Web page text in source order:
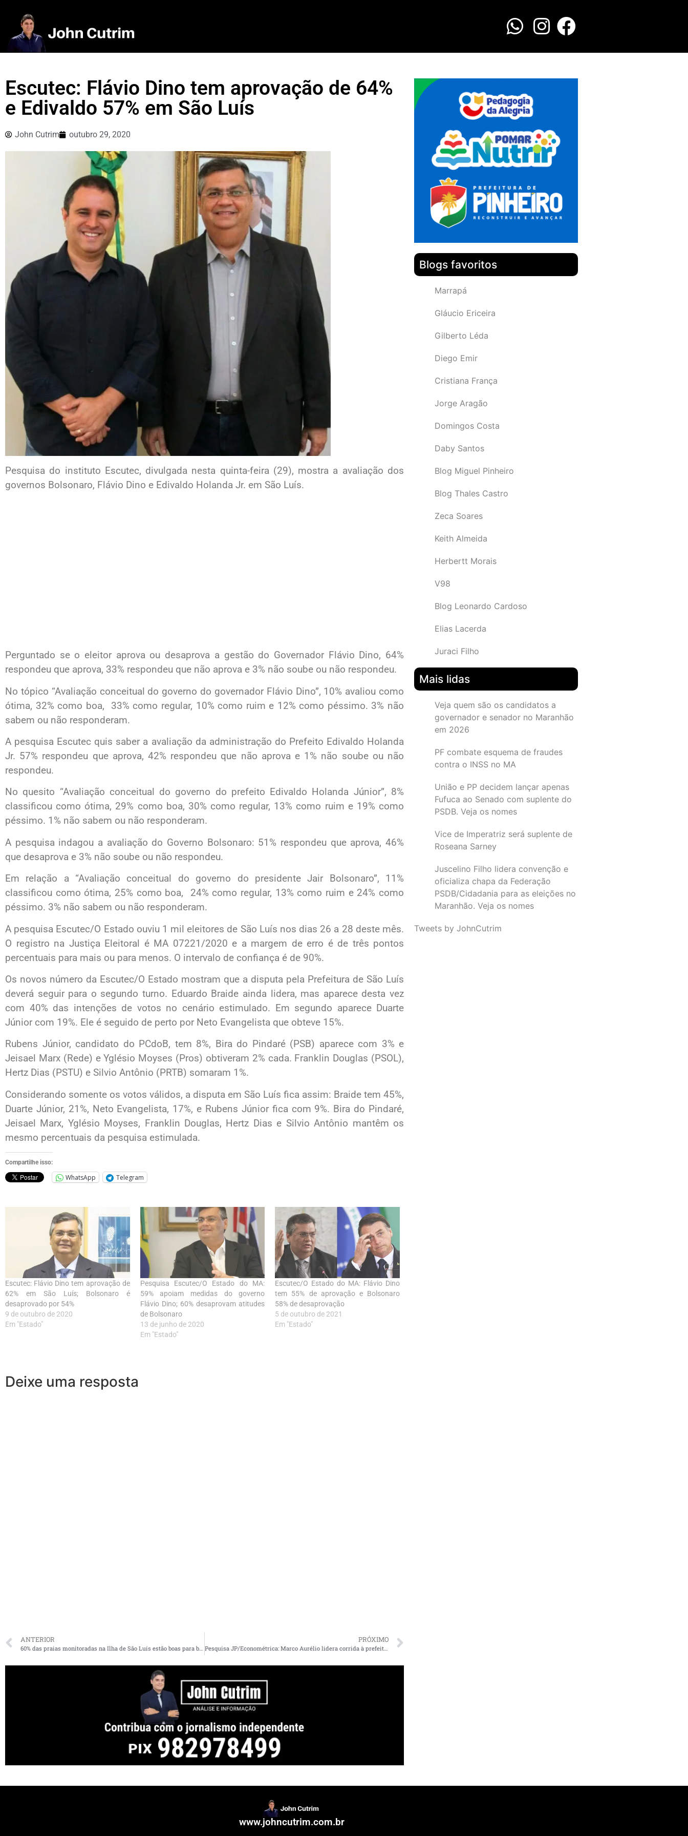
Escutec: Flávio Dino tem aprovação de 64%
e Edivaldo 57% em São Luís
John Cutrim outubro 29, 2020
Pesquisa do instituto Escutec, divulgada nesta quinta-feira (29), mostra a avaliação dos
governos Bolsonaro, Flávio Dino e Edivaldo Holanda Jr. em São Luís.
Perguntado se o eleitor aprova ou desaprova a gestão do Governador Flávio Dino, 64%
respondeu que aprova, 33% respondeu que não aprova e 3% não soube ou não respondeu.
No tópico “Avaliação conceitual do governo do governador Flávio Dino”, 10% avaliou como
ótima, 32% como boa, 33% como regular, 10% como ruim e 12% como péssimo. 3% não
sabem ou não responderam.
A pesquisa Escutec quis saber a avaliação da administração do Prefeito Edivaldo Holanda
Jr. 57% respondeu que aprova, 42% respondeu que não aprova e 1% não soube ou não
respondeu.
No quesito “Avaliação conceitual do governo do prefeito Edivaldo Holanda Júnior”, 8%
classificou como ótima, 29% como boa, 30% como regular, 13% como ruim e 19% como
péssimo. 1% não sabem ou não responderam.
A pesquisa indagou a avaliação do Governo Bolsonaro: 51% respondeu que aprova, 46%
que desaprova e 3% não soube ou não respondeu.
Em relação a “Avaliação conceitual do governo do presidente Jair Bolsonaro”, 11%
classificou como ótima, 25% como boa, 24% como regular, 13% como ruim e 24% como
péssimo. 3% não sabem ou não responderam.
A pesquisa Escutec/O Estado ouviu 1 mil eleitores de São Luís nos dias 26 a 28 deste mês.
O registro na Justiça Eleitoral é MA 07221/2020 e a margem de erro é de três pontos
percentuais para mais ou para menos. O intervalo de confiança é de 90%.
Os novos número da Escutec/O Estado mostram que a disputa pela Prefeitura de São Luís
deverá seguir para o segundo turno. Eduardo Braide ainda lidera, mas aparece desta vez
com 40% das intenções de votos no cenário estimulado. Em segundo aparece Duarte
Júnior com 19%. Ele é seguido de perto por Neto Evangelista que obteve 15%.
Rubens Júnior, candidato do PCdoB, tem 8%, Bira do Pindaré (PSB) aparece com 3% e
Jeisael Marx (Rede) e Yglésio Moyses (Pros) obtiveram 2% cada. Franklin Douglas (PSOL),
Hertz Dias (PSTU) e Silvio Antônio (PRTB) somaram 1%.
Considerando somente os votos válidos, a disputa em São Luís fica assim: Braide tem 45%,
Duarte Júnior, 21%, Neto Evangelista, 17%, e Rubens Júnior fica com 9%. Bira do Pindaré,
Jeisael Marx, Yglésio Moyses, Franklin Douglas, Hertz Dias e Silvio Antônio mantêm os
mesmo percentuais da pesquisa estimulada.
Compartilhe isso:
WhatsApp Telegram
Escutec: Flávio Dino tem aprovação de
62% em São Luís; Bolsonaro é
desaprovado por 54%
9 de outubro de 2020
Em "Estado"
Pesquisa Escutec/O Estado do MA:
59% apoiam medidas do governo
Flávio Dino; 60% desaprovam atitudes
de Bolsonaro
13 de junho de 2020
Em "Estado"
Escutec/O Estado do MA: Flávio Dino
tem 55% de aprovação e Bolsonaro
58% de desaprovação
5 de outubro de 2021
Em "Estado"
Deixe uma resposta
ANTERIOR
60% das praias monitoradas na Ilha de São Luís estão boas para banho, mostra relatório
PRÓXIMO
Pesquisa JP/Econométrica: Marco Aurélio lidera corrida à prefeitura de Imperatriz
Blogs favoritos
Marrapá
Gláucio Ericeira
Gilberto Léda
Diego Emir
Cristiana França
Jorge Aragão
Domingos Costa
Daby Santos
Blog Miguel Pinheiro
Blog Thales Castro
Zeca Soares
Keith Almeida
Herbertt Morais
V98
Blog Leonardo Cardoso
Elias Lacerda
Juraci Filho
Mais lidas
Veja quem são os candidatos a
governador e senador no Maranhão
em 2026
PF combate esquema de fraudes
contra o INSS no MA
União e PP decidem lançar apenas
Fufuca ao Senado com suplente do
PSDB. Veja os nomes
Vice de Imperatriz será suplente de
Roseana Sarney
Juscelino Filho lidera convenção e
oficializa chapa da Federação
PSDB/Cidadania para as eleições no
Maranhão. Veja os nomes
Tweets by JohnCutrim
www.johncutrim.com.br